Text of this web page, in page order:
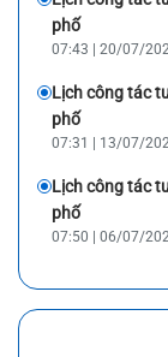
phố
07:43 | 20/07/
Lịch công tác
phố
07:31 | 13/07/
Lịch công tác
phố
07:50 | 06/07/